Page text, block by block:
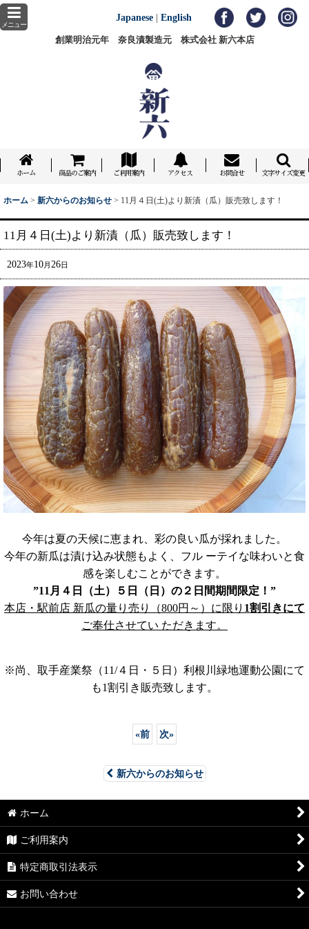
メニュー
創業明治元年 奈良漬製造元 株式会社 新六本店
Japanese |English
ホーム 商品のご案内 ご利用案内 アクセス お問合せ 文字サイズ変更
ホーム > 新六からのお知らせ > 11月４日(土)より新漬（瓜）販売致します！
11月４日(土)より新漬（瓜）販売致します！
2023年10月 26日
今年は夏の天候に恵まれ、彩の良い瓜が採れました。
今年の新瓜は漬け込み状態もよく、フル ーテイな味わいと食
感を楽しむことができます。
”11月４日（土）５日（日）の２日間期間限定！”
本店・駅前店 新瓜の量り売り（800円～）に限り 1割引きにて
ご奉仕させてい ただきます。
※尚、取手産業祭（11/４日・５日）利根川緑地運動公園にて
も1割引き販売致します。
«前 次»
新六からのお知らせ
ホーム
ご利用案内
特定商取引法表示
お問い合わせ